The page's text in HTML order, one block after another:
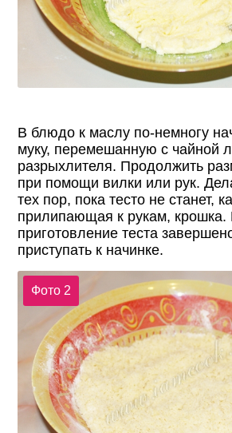
В блюдо к маслу по-немногу
муку, перемешанную с чайной
разрыхлителя. Продолжить
при помощи вилки или рук.
тех пор, пока тесто не станет,
прилипающая к рукам, крошка.
приготовление теста
приступать к начинке.
Фото 2